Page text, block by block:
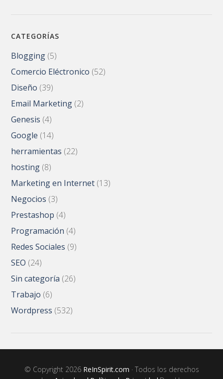
CATEGORÍAS
Blogging (5)
Comercio Eléctronico (52)
Diseño (39)
Email Marketing (2)
Genesis (4)
Google (14)
herramientas (22)
hosting (8)
Marketing en Internet (13)
Negocios (3)
Prestashop (4)
Programación (4)
Redes Sociales (9)
SEO (24)
Sin categoría (26)
Trabajo (6)
Wordpress (532)
© Copyright 2026 ReInSpirit.com · Todos los derechos